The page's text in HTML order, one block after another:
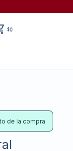
$0
de la compra